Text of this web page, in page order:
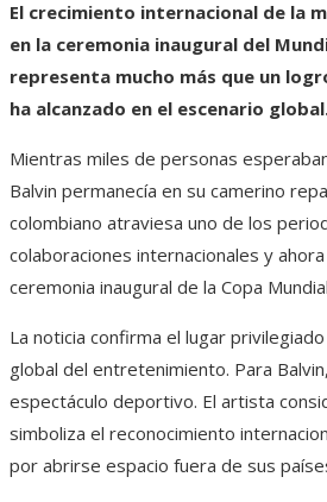
El crecimiento internacional de la
en la ceremonia inaugural del
representa mucho más que un
ha alcanzado en el escenario
Mientras miles de personas
Balvin permanecía en su camerino
colombiano atraviesa uno de los
colaboraciones internacionales y
ceremonia inaugural de la Copa
La noticia confirma el lugar
global del entretenimiento. Para
espectáculo deportivo. El artista
simboliza el reconocimiento
por abrirse espacio fuera de sus